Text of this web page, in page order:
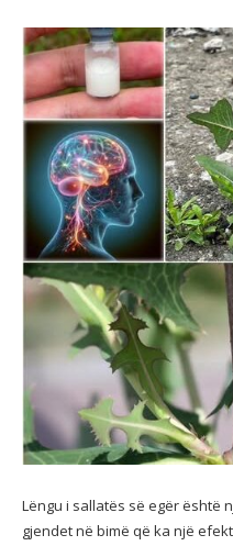
Lëngu i sallatës së egër është
gjendet në bimë që ka një